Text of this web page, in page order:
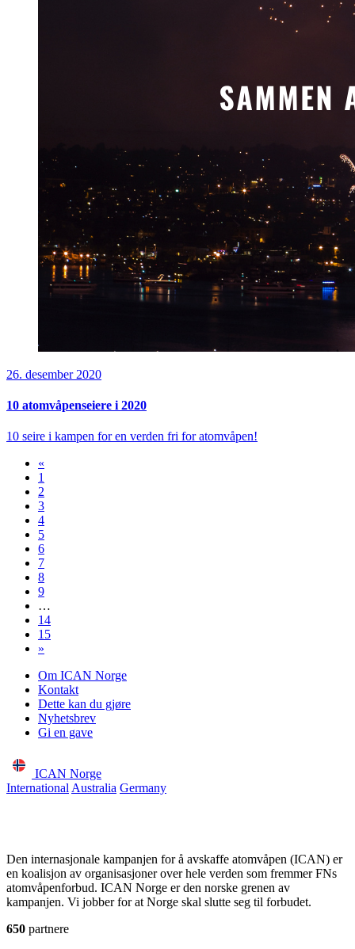
26. desember 2020
10 atomvåpenseiere i 2020
10 seire i kampen for en verden fri for atomvåpen!
«
1
2
3
4
5
6
7
8
9
…
14
15
»
Om ICAN Norge
Kontakt
Dette kan du gjøre
Nyhetsbrev
Gi en gave
ICAN Norge
International Australia Germany
Den internasjonale kampanjen for å avskaffe atomvåpen (ICAN) er
en koalisjon av organisasjoner over hele verden som fremmer FNs
atomvåpenforbud. ICAN Norge er den norske grenen av
kampanjen. Vi jobber for at Norge skal slutte seg til forbudet.
650 partnere